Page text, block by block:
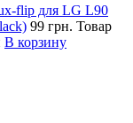
flip для LG L90
99 грн. Товар
В корзину